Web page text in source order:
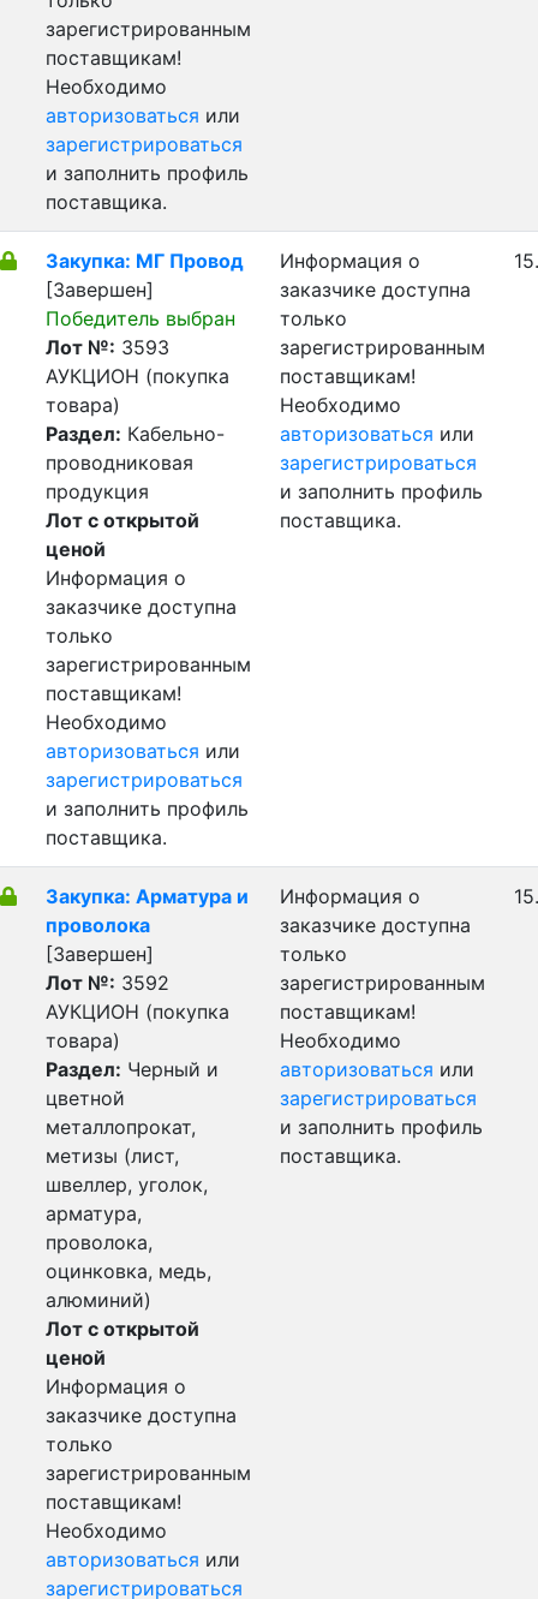
зарегистрированным
поставщикам!
Необходимо
авторизоваться или
зарегистрироваться
и заполнить профиль
поставщика.
Закупка: МГ Провод
[Завершен]
Победитель выбран
Лот №: 3593
АУКЦИОН (покупка
товара)
Раздел: Кабельно-
проводниковая
продукция
Лот с открытой
ценой
Информация о
заказчике доступна
только
зарегистрированным
поставщикам!
Необходимо
авторизоваться или
зарегистрироваться
и заполнить профиль
поставщика.
Информация о
заказчике доступна
только
зарегистрированным
поставщикам!
Необходимо
авторизоваться или
зарегистрироваться
и заполнить профиль
поставщика.
Закупка: Арматура и
проволока
[Завершен]
Лот №: 3592
АУКЦИОН (покупка
товара)
Раздел: Черный и
цветной
металлопрокат,
метизы (лист,
швеллер, уголок,
арматура,
проволока,
оцинковка, медь,
алюминий)
Лот с открытой
ценой
Информация о
заказчике доступна
только
зарегистрированным
поставщикам!
Необходимо
авторизоваться или
зарегистрироваться
Информация о
заказчике доступна
только
зарегистрированным
поставщикам!
Необходимо
авторизоваться или
зарегистрироваться
и заполнить профиль
поставщика.